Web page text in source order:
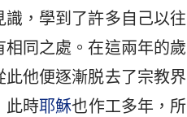
，學到了許多自己以往
同之處。在這兩年的歲
他便逐漸脱去了宗教界
此時耶穌也作工多年，所